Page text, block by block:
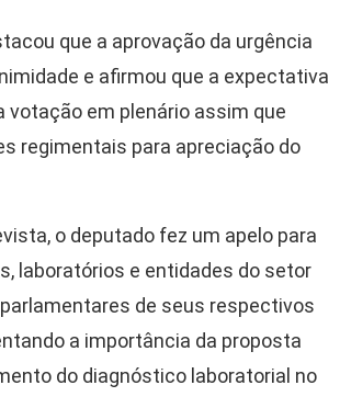
que a aprovação da urgência
e afirmou que a expectativa
votação em plenário assim que
regimentais para apreciação do
o deputado fez um apelo para
laboratórios e entidades do setor
de seus respectivos
a importância da proposta
do diagnóstico laboratorial no